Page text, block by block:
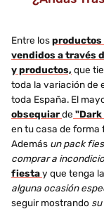
Entre losproductos
vendidos a través
y productos, que
toda la variación de
toda España. El
obsequiarde "Dark
en tu casa de forma
Además un pack
comprar a
fiestay que tenga
alguna ocasión
seguir mostrando